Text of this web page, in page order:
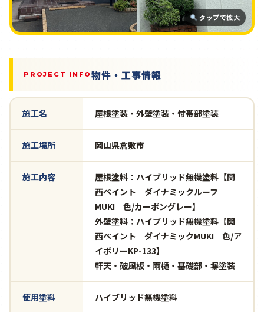
タップで拡大
PROJECT INFO物件・工事情報
施工名 屋根塗装・外壁塗装・付帯部塗装
施工場所 岡山県倉敷市
施工内容
屋根塗料：ハイブリッド無機塗料【関
西ペイント ダイナミックルーフ
MUKI 色/カーボングレー】
外壁塗料：ハイブリッド無機塗料【関
西ペイント ダイナミックMUKI 色/ア
イボリーKP-133】
軒天・破風板・雨樋・基礎部・塀塗装
使用塗料 ハイブリッド無機塗料